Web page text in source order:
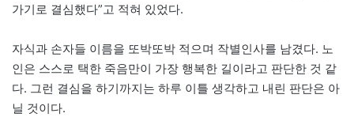
가기로 결심했다”고 적혀 있었다.
자식과 손자들 이름을 또박또박 적으며 작별인사를 남겼다. 노
인은 스스로 택한 죽음만이 가장 행복한 길이라고 판단한 것 같
다. 그런 결심을 하기까지는 하루 이틀 생각하고 내린 판단은 아
닐 것이다.